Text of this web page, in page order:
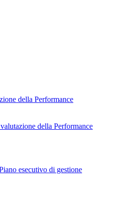
della Performance
della Performance
esecutivo di gestione